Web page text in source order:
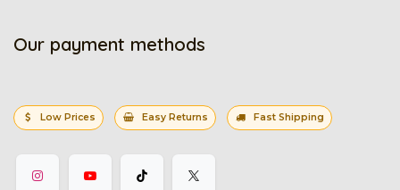
Our payment methods
Low Prices Easy Returns Fast Shipping